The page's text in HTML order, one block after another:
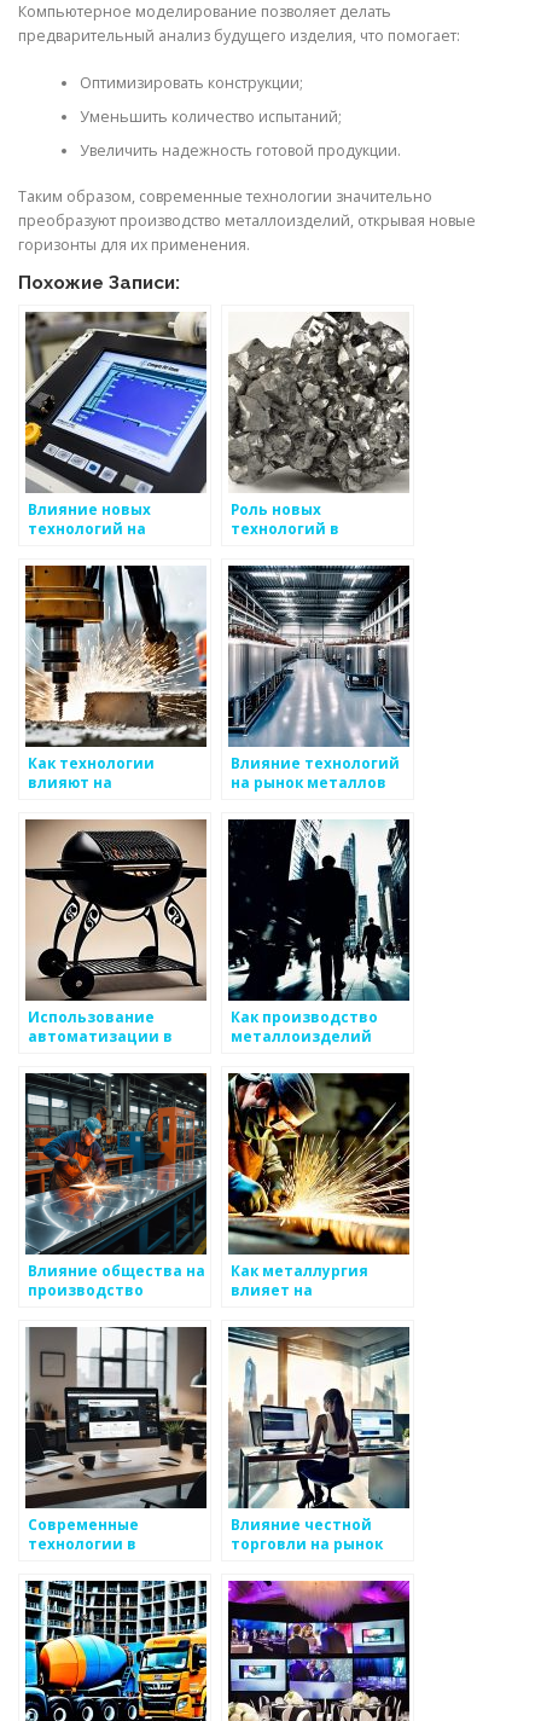
Компьютерное моделирование позволяет делать
предварительный анализ будущего изделия, что помогает:
Оптимизировать конструкции;
Уменьшить количество испытаний;
Увеличить надежность готовой продукции.
Таким образом, современные технологии значительно
преобразуют производство металлоизделий, открывая новые
горизонты для их применения.
Похожие Записи:
Влияние новых
технологий на
металлоизделий
Роль новых
технологий в
металлоизделий
Как технологии
влияют на
металлоизделий
Влияние технологий
на рынок металлов
Использование
автоматизации в
металлоизделий
Как производство
металлоизделий
устойчивое развитие
Влияние общества на
производство
Как металлургия
влияет на
металлоизделий
Современные
технологии в
металлоизделий
Влияние честной
торговли на рынок